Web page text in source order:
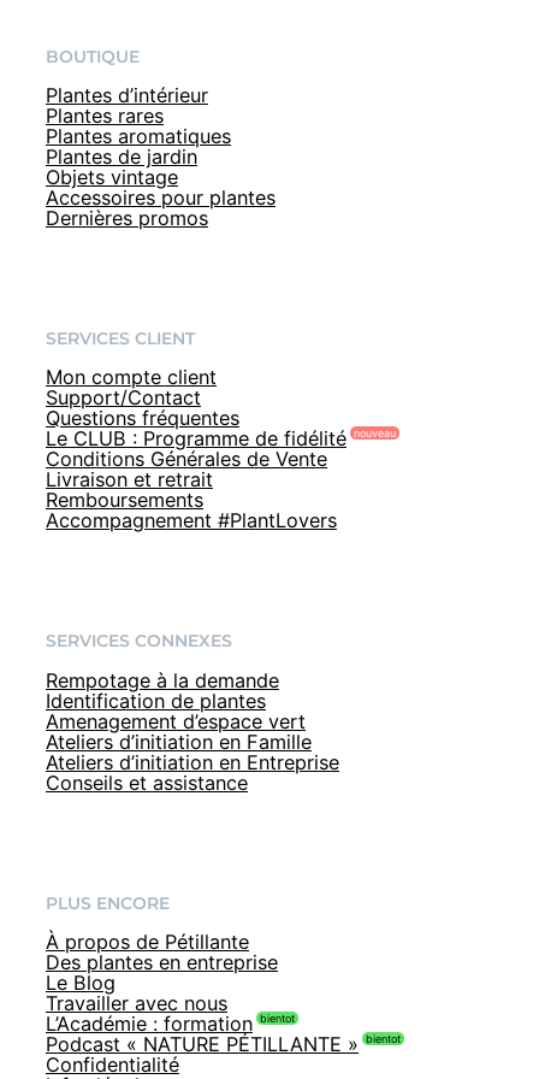
BOUTIQUE
Plantes d’intérieur
Plantes rares
Plantes aromatiques
Plantes de jardin
Objets vintage
Accessoires pour plantes
Dernières promos
SERVICES CLIENT
Mon compte client
Support/Contact
Questions fréquentes
Le CLUB : Programme de fidélité
Conditions Générales de Vente
Livraison et retrait
Remboursements
Accompagnement #PlantLovers
SERVICES CONNEXES
Rempotage à la demande
Identification de plantes
Amenagement d’espace vert
Ateliers d’initiation en Famille
Ateliers d’initiation en Entreprise
Conseils et assistance
PLUS ENCORE
À propos de Pétillante
Des plantes en entreprise
Le Blog
Travailler avec nous
L’Académie : formation
Podcast « NATURE PÉTILLANTE »
Confidentialité